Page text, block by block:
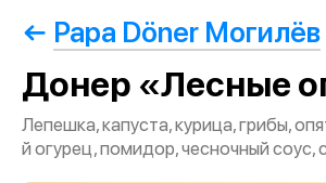
Papa Döner Могилёв
Донер «Лесные
Лепешка, капуста, курица, грибы,
й огурец, помидор, чесночный соус,